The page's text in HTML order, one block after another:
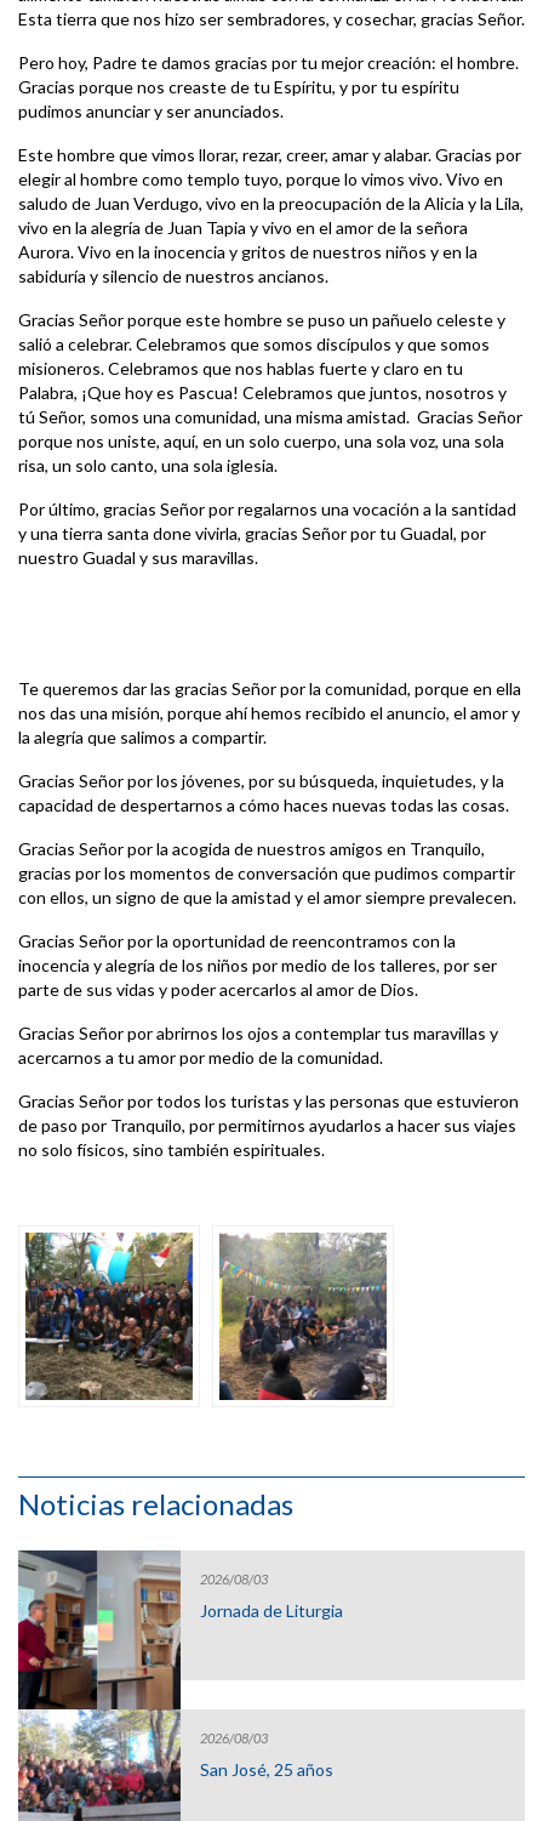
Esta tierra que nos hizo ser sembradores, y cosechar, gracias Señor.
Pero hoy, Padre te damos gracias por tu mejor creación: el hombre.
Gracias porque nos creaste de tu Espíritu, y por tu espíritu
pudimos anunciar y ser anunciados.
Este hombre que vimos llorar, rezar, creer, amar y alabar. Gracias por
elegir al hombre como templo tuyo, porque lo vimos vivo. Vivo en
saludo de Juan Verdugo, vivo en la preocupación de la Alicia y la Lila,
vivo en la alegría de Juan Tapia y vivo en el amor de la señora
Aurora. Vivo en la inocencia y gritos de nuestros niños y en la
sabiduría y silencio de nuestros ancianos.
Gracias Señor porque este hombre se puso un pañuelo celeste y
salió a celebrar. Celebramos que somos discípulos y que somos
misioneros. Celebramos que nos hablas fuerte y claro en tu
Palabra, ¡Que hoy es Pascua! Celebramos que juntos, nosotros y
tú Señor, somos una comunidad, una misma amistad. Gracias Señor
porque nos uniste, aquí, en un solo cuerpo, una sola voz, una sola
risa, un solo canto, una sola iglesia.
Por último, gracias Señor por regalarnos una vocación a la santidad
y una tierra santa done vivirla, gracias Señor por tu Guadal, por
nuestro Guadal y sus maravillas.
Te queremos dar las gracias Señor por la comunidad, porque en ella
nos das una misión, porque ahí hemos recibido el anuncio, el amor y
la alegría que salimos a compartir.
Gracias Señor por los jóvenes, por su búsqueda, inquietudes, y la
capacidad de despertarnos a cómo haces nuevas todas las cosas.
Gracias Señor por la acogida de nuestros amigos en Tranquilo,
gracias por los momentos de conversación que pudimos compartir
con ellos, un signo de que la amistad y el amor siempre prevalecen.
Gracias Señor por la oportunidad de reencontramos con la
inocencia y alegría de los niños por medio de los talleres, por ser
parte de sus vidas y poder acercarlos al amor de Dios.
Gracias Señor por abrirnos los ojos a contemplar tus maravillas y
acercarnos a tu amor por medio de la comunidad.
Gracias Señor por todos los turistas y las personas que estuvieron
de paso por Tranquilo, por permitirnos ayudarlos a hacer sus viajes
no solo físicos, sino también espirituales.
Noticias relacionadas
2026/08/03
Jornada de Liturgia
2026/08/03
San José, 25 años